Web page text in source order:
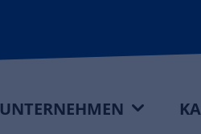
UNTERNEHMEN